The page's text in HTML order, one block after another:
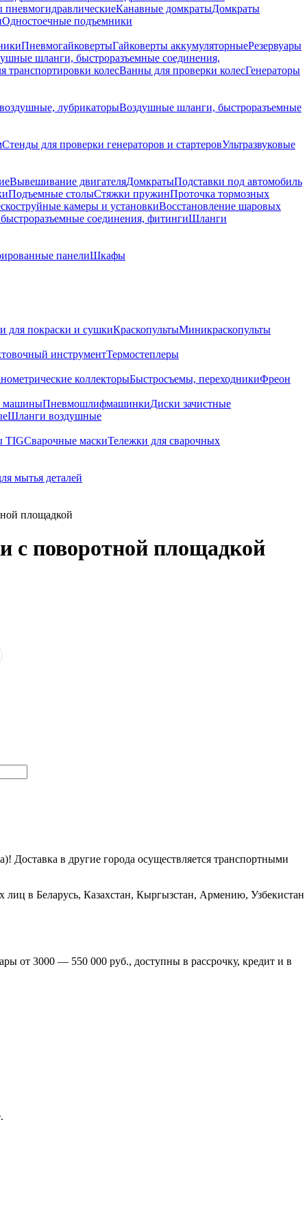
пневмогидравлическиеКанавные домкратыДомкраты
Одностоечные подъемники
ПневмогайковертыГайковерты аккумуляторныеРезервуары
шланги, быстроразъемные соединения,
транспортировки колесВанны для проверки колесГенераторы
лубрикаторыВоздушные шланги, быстроразъемные
Стенды для проверки генераторов и стартеровУльтразвуковые
Вывешивание двигателяДомкратыПодставки под автомобиль
Подъемные столыСтяжки пружинПроточка тормозных
камеры и установкиВосстановление шаровых
соединения, фитингиШланги
панелиШкафы
для покраски и сушкиКраскопультыМиникраскопульты
инструментТермостеплеры
коллекторыБыстросъемы, переходникиФреон
машиныПневмошлифмашинкиДиски зачистные
Шланги воздушные
TIGСварочные маскиТележки для сварочных
мытья деталей
площадкой
с поворотной площадкой
Доставка в другие города осуществляется транспортными
лиц в Беларусь, Казахстан, Кыргызстан, Армению, Узбекистан
от 3000 — 550 000 руб., доступны в рассрочку, кредит и в